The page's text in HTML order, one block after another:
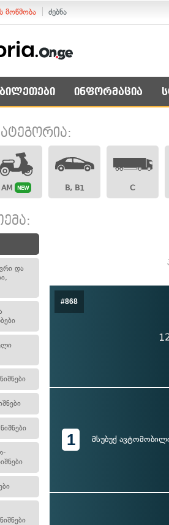
მოწმობა ძებნა
ბილეთები ინფორმაცია
AM NEW B, B1 C
და
#868
1 მსუბუქ